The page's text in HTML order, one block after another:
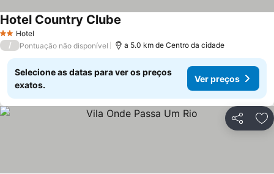
2 Estrelas
Hotel
Hotel Country Clube
/ Pontuação não disponível a 5.0 km de Centro da cidade
Selecione as datas para ver os preços
exatos.
Ver preços
Partilhar